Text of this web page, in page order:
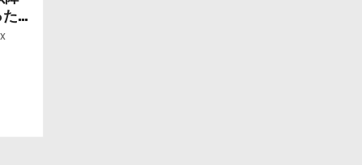
ら
」